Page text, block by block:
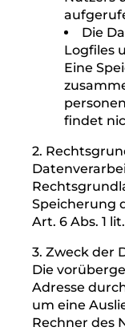
Folgende
und die
Das
Den
Nutzers
Die
Nutzers
gelangt
Nutzers
Die
Logfiles
Eine